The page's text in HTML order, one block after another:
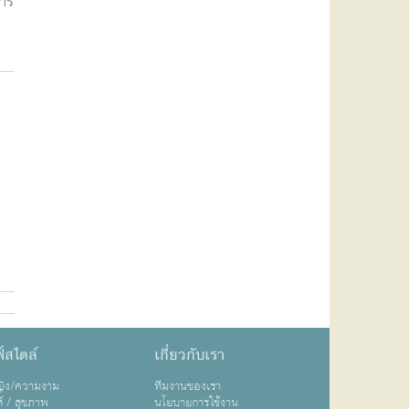
ไตล์
/ความงาม
/ สุขภาพ
เกี่ยวกับเรา
ทีมงานของเรา
นโยบายการใช้งาน